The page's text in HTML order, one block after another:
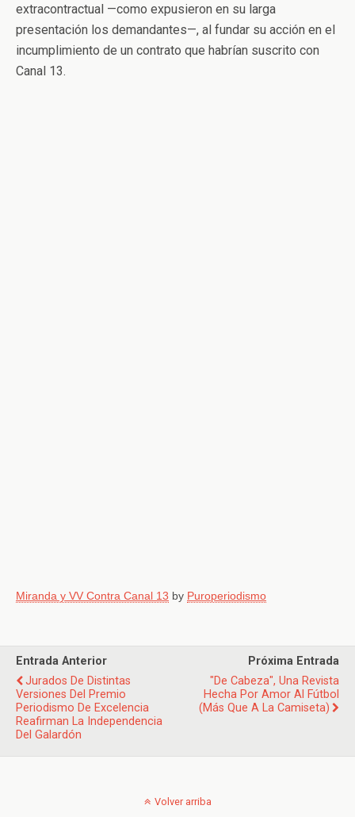
extracontractual —como expusieron en su larga
presentación los demandantes—, al fundar su acción en el
incumplimiento de un contrato que habrían suscrito con
Canal 13.
Miranda y VV Contra Canal 13 by Puroperiodismo
Entrada Anterior
Jurados De Distintas
Versiones Del Premio
Periodismo De Excelencia
Reafirman La Independencia
Del Galardón
Próxima Entrada
"De Cabeza", Una Revista
Hecha Por Amor Al Fútbol
(más Que A La Camiseta)
Volver arriba